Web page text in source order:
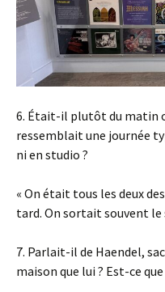
6. Était-il plutôt du matin
ressemblait une journée
ni en studio ?
« On était tous les deux
tard. On sortait souvent le
7. Parlait-il de Haendel,
maison que lui ? Est-ce